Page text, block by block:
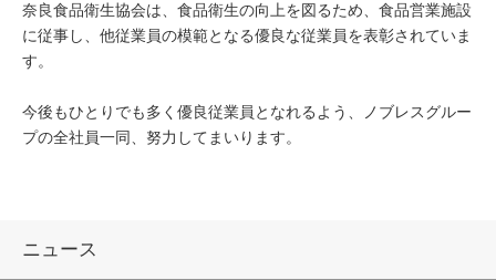
奈良食品衛生協会は、食品衛生の向上を図るため、食品営業施設
に従事し、他従業員の模範となる優良な従業員を表彰されていま
す。
今後もひとりでも多く優良従業員となれるよう、ノブレスグルー
プの全社員一同、努力してまいります。
ニュース